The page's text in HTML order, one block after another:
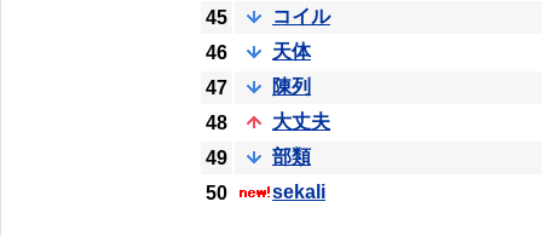
45
コイル
46
天体
47
陳列
48
大丈夫
49
部類
50
sekali